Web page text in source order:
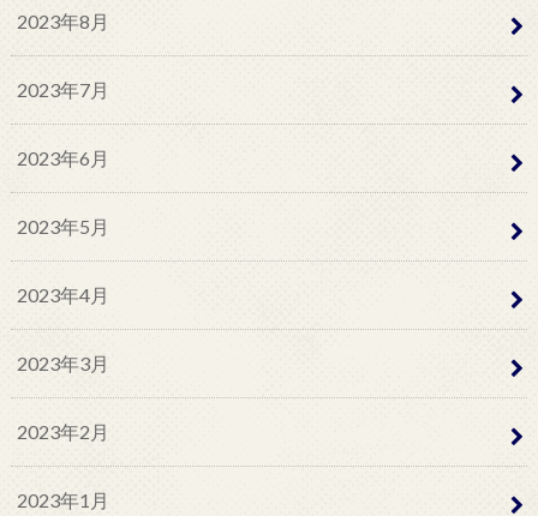
2023年8月
2023年7月
2023年6月
2023年5月
2023年4月
2023年3月
2023年2月
2023年1月